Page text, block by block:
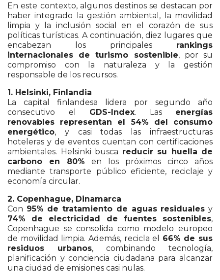
En este contexto, algunos destinos se destacan por
haber integrado la gestión ambiental, la movilidad
limpia y la inclusión social en el corazón de sus
políticas turísticas. A continuación, diez lugares que
encabezan los principales rankings
internacionales de turismo sostenible, por su
compromiso con la naturaleza y la gestión
responsable de los recursos.
1. Helsinki, Finlandia
La capital finlandesa lidera por segundo año
consecutivo el GDS-Index. Las energías
renovables representan el 54% del consumo
energético, y casi todas las infraestructuras
hoteleras y de eventos cuentan con certificaciones
ambientales. Helsinki busca reducir su huella de
carbono en 80% en los próximos cinco años
mediante transporte público eficiente, reciclaje y
economía circular.
2. Copenhague, Dinamarca
Con 95% de tratamiento de aguas residuales y
74% de electricidad de fuentes sostenibles,
Copenhague se consolida como modelo europeo
de movilidad limpia. Además, recicla el 66% de sus
residuos urbanos, combinando tecnología,
planificación y conciencia ciudadana para alcanzar
una ciudad de emisiones casi nulas.